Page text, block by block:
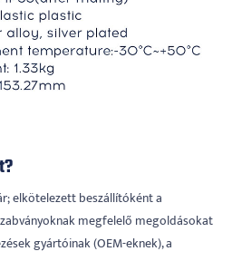
elkötelezett beszállítóként a
megfelelő megoldásokat
gyártóinak (OEM-eknek), a